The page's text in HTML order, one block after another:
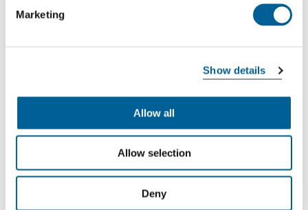
Marketing
Show details
Allow all
Allow selection
Deny
pour obtenir votre indemnisation. EUclaim ne peut
pas traiter votre demande dans tous les pays. Si
indiquera automatiquement si vous pouvez déposer
Si vous prenez un vol à destination ou en
provenance d'un des pays suivants, vous
pouvez déposer une demande d'indemnisation